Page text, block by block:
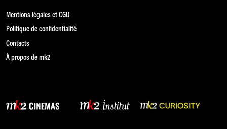
Mentions légales et CGU
Politique de confidentialité
Contacts
À propos de mk2